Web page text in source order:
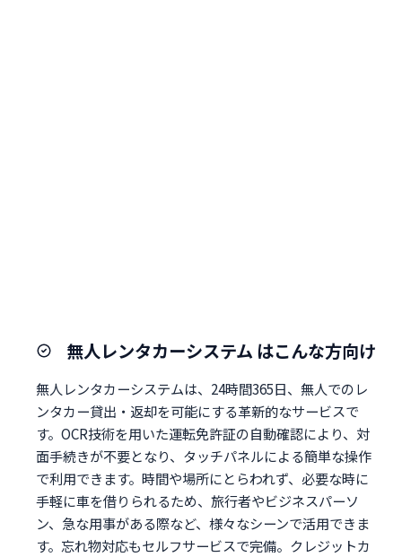
無人レンタカーシステム はこんな方向け
無人レンタカーシステムは、24時間365日、無人でのレ
ンタカー貸出・返却を可能にする革新的なサービスで
す。OCR技術を用いた運転免許証の自動確認により、対
面手続きが不要となり、タッチパネルによる簡単な操作
で利用できます。時間や場所にとらわれず、必要な時に
手軽に車を借りられるため、旅行者やビジネスパーソ
ン、急な用事がある際など、様々なシーンで活用できま
す。忘れ物対応もセルフサービスで完備。クレジットカ